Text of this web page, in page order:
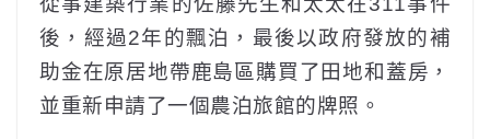
後，經過2年的飄泊，最後以政府發放的補
助金在原居地帶鹿島區購買了田地和蓋房，
並重新申請了一個農泊旅館的牌照。